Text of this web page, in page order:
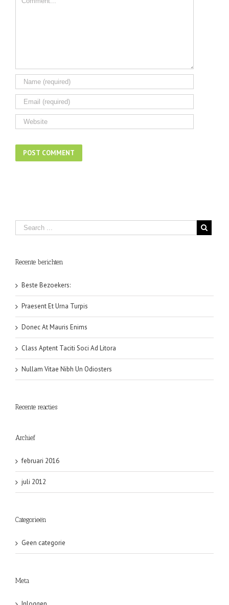
Recente berichten
Beste Bezoekers:
Praesent Et Urna Turpis
Donec At Mauris Enims
Class Aptent Taciti Soci Ad Litora
Nullam Vitae Nibh Un Odiosters
Recente reacties
Archief
februari 2016
juli 2012
Categorieën
Geen categorie
Meta